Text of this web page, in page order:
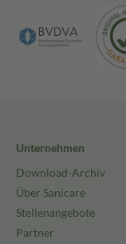
Unternehmen
Download-Archiv
Über Sanicare
Stellenangebote
Partner